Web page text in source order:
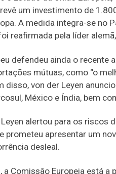
um investimento de
A medida integra-se no
reafirmada pela líder alemã,
defendeu ainda o recente
mútuas, como “o
disso, von der Leyen
México e Índia, bem
alertou para os riscos
prometeu apresentar um
desleal.
Comissão Europeia está